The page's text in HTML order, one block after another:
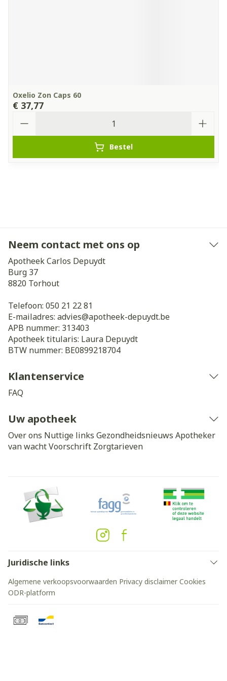
Oxelio Zon Caps 60
€ 37,77
Bestel
Neem contact met ons op
Apotheek Carlos Depuydt
Burg 37
8820 Torhout
Telefoon: 050 21 22 81
E-mailadres: advies@apotheek-depuydt.be
APB nummer: 313403
Apotheek titularis: Laura Depuydt
BTW nummer: BE0899218704
Klantenservice
FAQ
Uw apotheek
Over ons Nuttige links Gezondheidsnieuws Apotheker
van wachtVoorschrift Zorgtarieven
Juridische links
Algemene verkoopsvoorwaarden Privacy disclaimer Cookies
ODR-platform